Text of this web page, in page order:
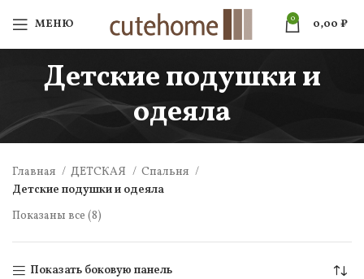
МЕНЮ 0 0,00 ₽
Детские подушки и
одеяла
Главная ДЕТСКАЯ
Спальня
Детские подушки и одеяла
Показаны все (8)
Показать боковую панель